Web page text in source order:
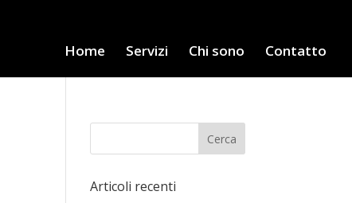
Home Servizi Chi sono Contatto
Articoli recenti